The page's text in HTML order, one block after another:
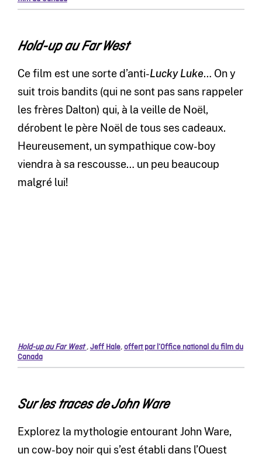
Hold-up au Far West
Ce film est une sorte d’anti-Lucky Luke… On y
suit trois bandits (qui ne sont pas sans rappeler
les frères Dalton) qui, à la veille de Noël,
dérobent le père Noël de tous ses cadeaux.
Heureusement, un sympathique cow-boy
viendra à sa rescousse… un peu beaucoup
malgré lui!
Hold-up au Far West,Jeff Hale,offert par l’Office national du film du
Canada
Sur les traces de John Ware
Explorez la mythologie entourant John Ware,
un cow-boy noir qui s’est établi dans l’Ouest